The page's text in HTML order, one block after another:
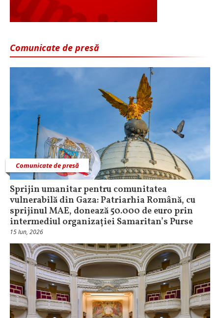
Comunicate de presă
Comunicate de presă
Sprijin umanitar pentru comunitatea
vulnerabilă din Gaza: Patriarhia Română, cu
sprijinul MAE, donează 50.000 de euro prin
intermediul organizației Samaritan’s Purse
15 Iun, 2026